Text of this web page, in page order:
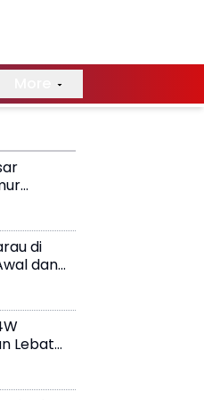
di
dan
Lebat